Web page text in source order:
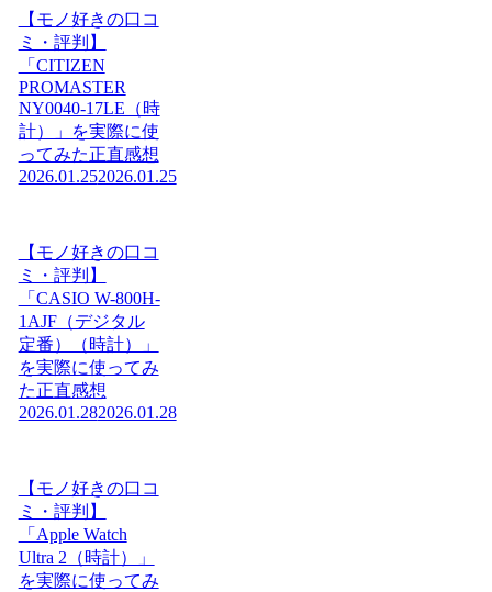
【モノ好きの口コ
ミ・評判】
「CITIZEN
PROMASTER
NY0040-17LE（時
計）」を実際に使
ってみた正直感想
2026.01.252026.01.25
【モノ好きの口コ
ミ・評判】
「CASIO W-800H-
1AJF（デジタル
定番）（時計）」
を実際に使ってみ
た正直感想
2026.01.282026.01.28
【モノ好きの口コ
ミ・評判】
「Apple Watch
Ultra 2（時計）」
を実際に使ってみ